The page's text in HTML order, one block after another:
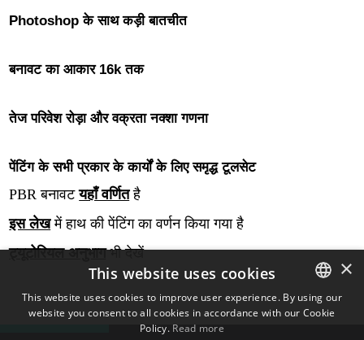
Photoshop के साथ कड़ी बातचीत
बनावट का आकार 16k तक
तेज परिवेश रोड़ा और वक्रता नक्शा गणना
पेंटिंग के सभी प्रकार के कार्यों के लिए समृद्ध टूलसेट
PBR बनावटयहाँ वर्णितहै
इस लेखमें हाथ की पेंटिंग का वर्णन किया गया है
ट्यूटोरियल अनुभागभी देखें
ENGLISH
×
This website uses cookies
This website uses cookies to improve user experience. By using our
website you consent to all cookies in accordance with our Cookie
Policy. Read more